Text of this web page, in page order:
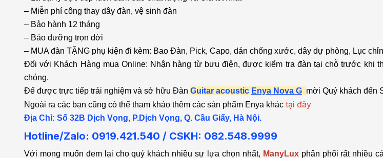
– Miễn phí công thay dây đàn, vệ sinh đàn
– Bảo hành 12 tháng
– Bảo dưỡng trọn đời
– MUA đàn TẶNG phụ kiện đi kèm: Bao Đàn, Pick, Capo, dán chống xước, dây dự phòng, Lục
Đối với Khách Hàng mua Online: Nhận hàng từ bưu điện, được kiểm tra đàn tại chỗ trước khi
chóng.
Để được trực tiếp trải nghiệm và sở hữu Đàn Guitar acoustic Enya Nova G mời Quý khách đến
Ngoài ra các bạn cũng có thể tham khảo thêm các sản phẩm Enya khác tại đây
Địa Chỉ: Số 32B Dịch Vọng, P.Dịch Vọng, Q. Cầu Giấy, Hà Nội.
Hotline/Zalo: 0919.421.540 / CSKH: 082.548.9999
Với mong muốn đem lại cho quý khách nhiều sự lựa chọn nhất, ManyLux phân phối rất nhiều